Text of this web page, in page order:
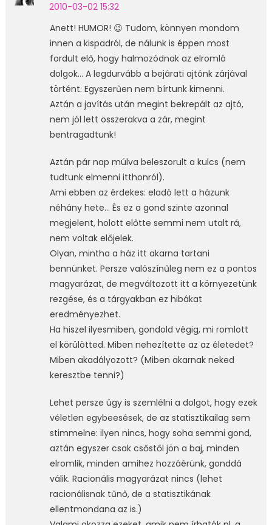
2010-03-02 15:32
Anett! HUMOR! 😉 Tudom, könnyen mondom
innen a kispadról, de nálunk is éppen most
fordult elő, hogy halmozódnak az elromló
dolgok… A legdurvább a bejárati ajtónk zárjával
történt. Egyszerűen nem bírtunk kimenni.
Aztán a javítás után megint bekrepált az ajtó,
nem jól lett összerakva a zár, megint
bentragadtunk!
Aztán pár nap múlva beleszorult a kulcs (nem
tudtunk elmenni itthonról).
Ami ebben az érdekes: eladó lett a házunk
néhány hete… És ez a gond szinte azonnal
megjelent, holott előtte semmi nem utalt rá,
nem voltak előjelek.
Olyan, mintha a ház itt akarna tartani
bennünket. Persze valószínűleg nem ez a pontos
magyarázat, de megváltozott itt a környezetünk
rezgése, és a tárgyakban ez hibákat
eredményezhet.
Ha hiszel ilyesmiben, gondold végig, mi romlott
el körülötted. Miben nehezítette az az életedet?
Miben akadályozott? (Miben akarnak neked
keresztbe tenni?)
Lehet persze úgy is szemlélni a dolgot, hogy ezek
véletlen egybeesések, de az statisztikailag sem
stimmelne: ilyen nincs, hogy soha semmi gond,
aztán egyszer csak csőstől jön a baj, minden
elromlik, minden amihez hozzáérünk, gonddá
válik. Racionális magyarázat nincs (lehet
racionálisnak tűnő, de a statisztikának
ellentmondana az is.)